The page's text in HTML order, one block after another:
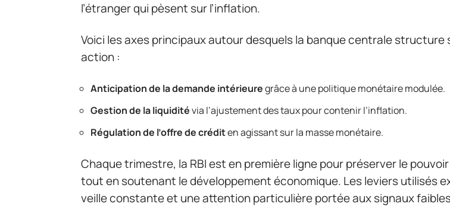
l’étranger qui pèsent sur l’inflation.
Voici les axes principaux autour desquels la banque centrale structure
action :
Anticipation de la demande intérieuregrâce à une politique monétaire modulée.
Gestion de la liquiditévia l’ajustement des taux pour contenir l’inflation.
Régulation de l’offre de créditen agissant sur la masse monétaire.
Chaque trimestre, la RBI est en première ligne pour préserver le pouvoir
tout en soutenant le développement économique. Les leviers utilisés
veille constante et une attention particulière portée aux signaux